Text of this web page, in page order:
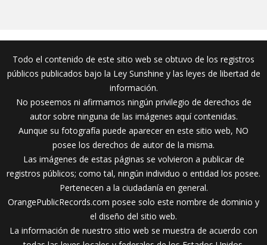
Todo el contenido de este sitio web se obtuvo de los registros
públicos publicados bajo la Ley Sunshine y las leyes de libertad de
información.
No poseemos ni afirmamos ningún privilegio de derechos de
autor sobre ninguna de las imágenes aquí contenidas.
Aunque su fotografía puede aparecer en este sitio web, NO
posee los derechos de autor de la misma.
Las imágenes de estas páginas se volvieron a publicar de
registros públicos; como tal, ningún individuo o entidad los posee.
Pertenecen a la ciudadanía en general.
OrangePublicRecords.com posee solo este nombre de dominio y
el diseño del sitio web.
La información de nuestro sitio web se muestra de acuerdo con